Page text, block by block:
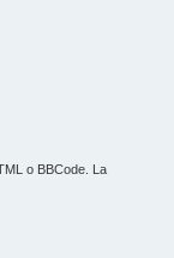
o BBCode. La